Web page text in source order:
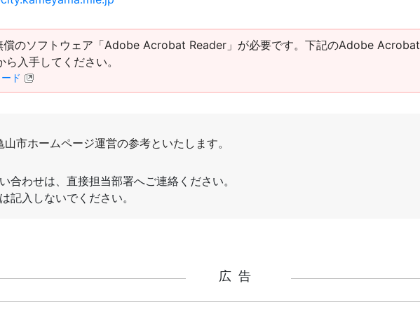
償のソフトウェア「Adobe Acrobat Reader」が必要です。下記のAdobe Acrobat
入手してください。
ド
広告